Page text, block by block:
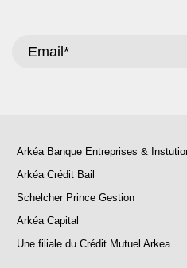
Arkéa Banque Entreprises &
Arkéa Crédit Bail
Schelcher Prince Gestion
Arkéa Capital
Une filiale du Crédit Mutuel Arkea